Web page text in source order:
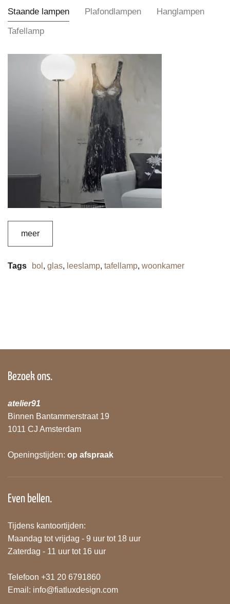
Staande lampen Plafondlampen
Hanglampen
Tafellamp
meer
Tags bol , glas, leeslamp, tafellamp, woonkamer
Bezoek ons.
atelier91
Binnen Bantammerstraat 19
1011 CJ Amsterdam
Openingstijden: op afspraak
Even bellen.
Tijdens kantoortijden:
Maandag tot vrijdag - 9 uur tot 18 uur
Zaterdag - 11 uur tot 16 uur
Telefoon +31 20 6791860
Email: info@fiatluxdesign.com